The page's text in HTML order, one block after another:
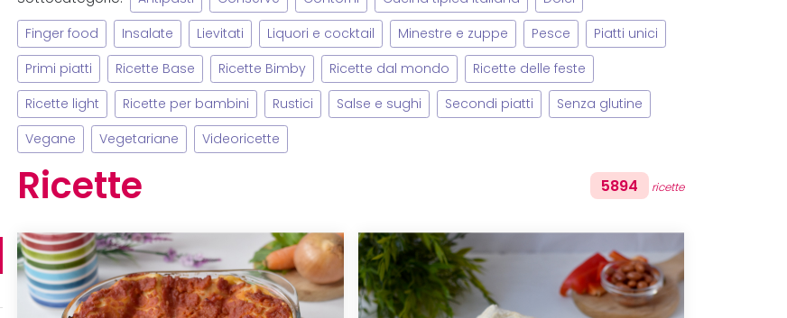
Finger food Insalate Lievitati Liquori e cocktail Minestre e zuppe Pesce Piatti unici
Primi piatti Ricette Base Ricette Bimby Ricette dal mondo Ricette delle feste
Ricette light Ricette per bambini Rustici Salse e sughi Secondi piatti Senza glutine
Vegane Vegetariane Videoricette
Ricette 5894 ricette